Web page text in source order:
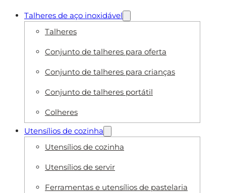
Talheres de aço inoxidável
Talheres
Conjunto de talheres para oferta
Conjunto de talheres para crianças
Conjunto de talheres portátil
Colheres
Utensílios de cozinha
Utensílios de cozinha
Utensílios de servir
Ferramentas e utensílios de pastelaria